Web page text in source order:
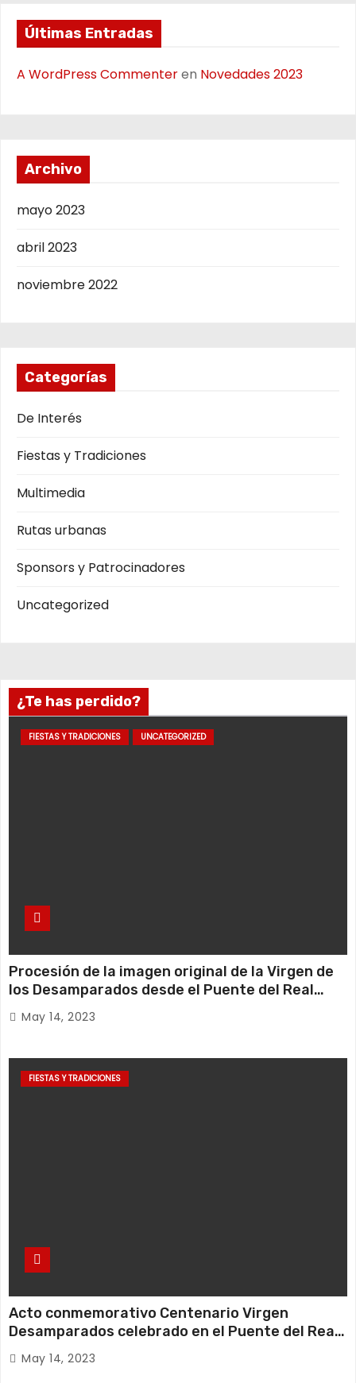
Últimas Entradas
A WordPress Commenteren Novedades 2023
Archivo
mayo 2023
abril 2023
noviembre 2022
Categorías
De Interés
Fiestas y Tradiciones
Multimedia
Rutas urbanas
Sponsors y Patrocinadores
Uncategorized
¿Te has perdido?
FIESTAS Y TRADICIONES UNCATEGORIZED
Procesión de la imagen original de la Virgen de
los Desamparados desde el Puente del Real
hasta la Basílica
May 14, 2023
FIESTAS Y TRADICIONES
Acto conmemorativo Centenario Virgen
Desamparados celebrado en el Puente del Real
– 13052023
May 14, 2023